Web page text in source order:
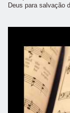
Deus para salvação